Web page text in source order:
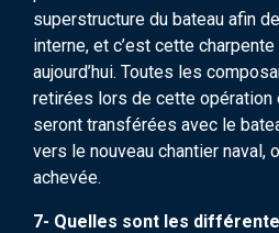
superstructure du bateau afin
interne, et c’est cette
aujourd’hui. Toutes les
retirées lors de cette opération
seront transférées avec le
vers le nouveau chantier naval,
achevée.
7- Quelles sont les